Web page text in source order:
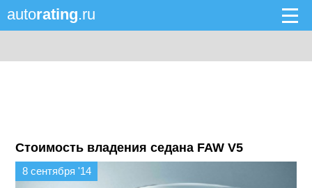
autorating.ru
Стоимость владения седана FAW V5
8 сентября '14